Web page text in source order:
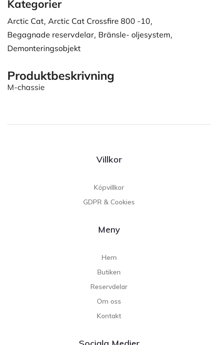
Kategorier
Arctic Cat, Arctic Cat Crossfire 800 -10,
Begagnade reservdelar, Bränsle- oljesystem,
Demonteringsobjekt
Produktbeskrivning
M-chassie
Villkor
Köpvillkor
GDPR & Cookies
Meny
Hem
Butiken
Reservdelar
Om oss
Kontakt